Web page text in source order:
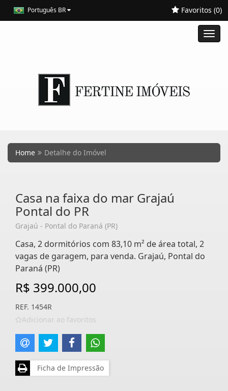
Português BR Favoritos (0)
Home Detalhe do Imóvel
Casa na faixa do mar Grajaú
Pontal do PR
Grajaú - Pontal do Paraná (PR)
Casa, 2 dormitórios com 83,10 m² de área total, 2
vagas de garagem, para venda. Grajaú, Pontal do
Paraná (PR)
R$ 399.000,00
REF. 1454R
Adicionar ao favoritos
Ficha de Impressão